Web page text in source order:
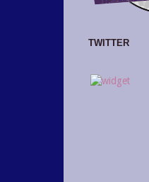
TWITTER